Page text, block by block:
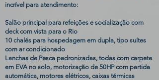
incrível para atendimento:
Salão principal para refeições e socialização com
deck com vista para o Rio
10 chalés para hospedagem em dupla, tipo suítes
com ar condicionado
Lanchas de Pesca padronizadas, todas com carpete
em EVA no solo, motorização de 50HP com partida
automática, motores elétricos, caixas térmicas